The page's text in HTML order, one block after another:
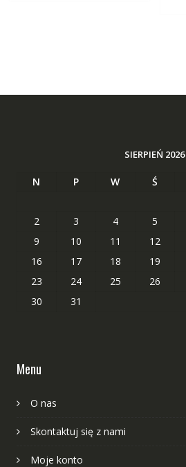
SIERPIEŃ 2026
N P W Ś
2
3 4 5
9
10 11 12
16
17 18 19
23
24 25 26
30
31
Menu
O nas
Skontaktuj się z nami
Moje konto